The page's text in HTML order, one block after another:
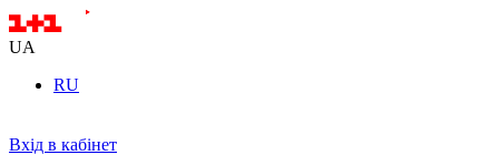
UA
RU
Вхід в кабінет